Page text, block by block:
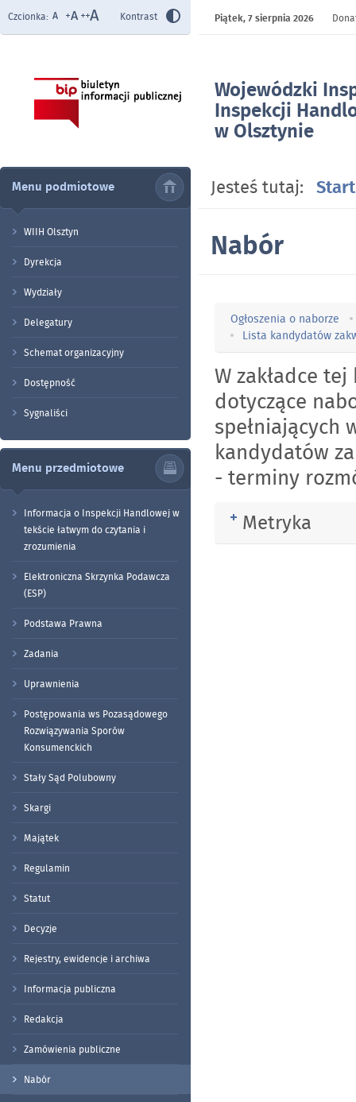
Wojewódzki
Inspekcji
w Olsztynie
Czcionka: Kontrast Piątek,7 sierpnia 2026
Menu podmiotowe
WIIH Olsztyn
Dyrekcja
Wydziały
Delegatury
Schemat organizacyjny
Dostępność
Sygnaliści
Menu przedmiotowe
Informacja o Inspekcji Handlowej w
tekście łatwym do czytania i
zrozumienia
Elektroniczna Skrzynka Podawcza
(ESP)
Podstawa Prawna
Zadania
Uprawnienia
Postępowania ws Pozasądowego
Rozwiązywania Sporów
Konsumenckich
Stały Sąd Polubowny
Skargi
Majątek
Regulamin
Statut
Decyzje
Rejestry, ewidencje i archiwa
Informacja publiczna
Redakcja
Zamówienia publiczne
Nabór
Jesteś tutaj: Start
Nabór
Ogłoszenia o naborze
Lista kandydatów
W zakładce
dotyczące
kandydatów
- terminy
Rozwiń
Metryka